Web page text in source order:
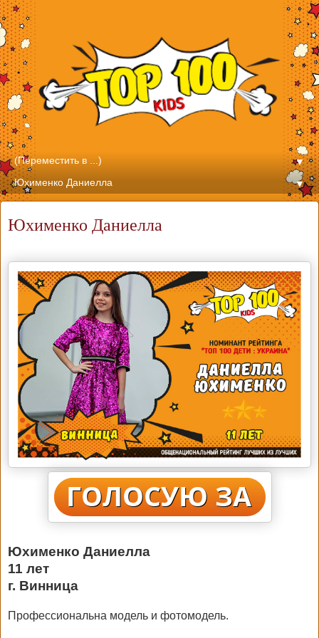
▼
▼
Юхименко Даниелла
Юхименко Даниелла
11 лет
г. Винница
Профессиональна модель и фотомодель.